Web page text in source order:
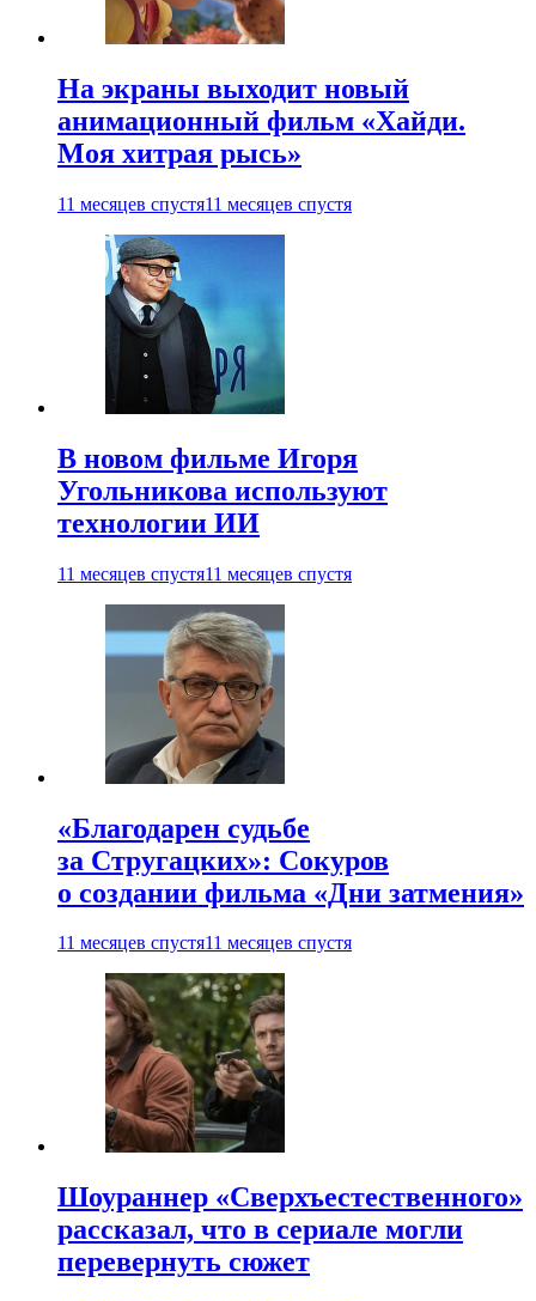
На экраны выходит новый
анимационный фильм «Хайди.
Моя хитрая рысь»
11 месяцев спустя11 месяцев спустя
В новом фильме Игоря
Угольникова используют
технологии ИИ
11 месяцев спустя11 месяцев спустя
«Благодарен судьбе
за Стругацких»: Сокуров
о создании фильма «Дни затмения»
11 месяцев спустя11 месяцев спустя
Шоураннер «Сверхъестественного»
рассказал, что в сериале могли
перевернуть сюжет